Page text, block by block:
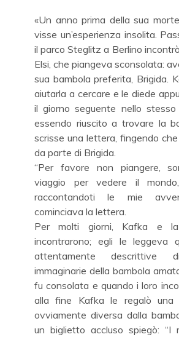
«Un anno prima della sua
visse un’esperienza insolita.
il parco Steglitz a Berlino
Elsi, che piangeva sconsolata:
sua bambola preferita, Brigida.
aiutarla a cercare e le diede
il giorno seguente nello stesso
essendo riuscito a trovare la
scrisse una lettera, fingendo
da parte di Brigida.
“Per favore non piangere,
viaggio per vedere il
raccontandoti le mie
cominciava la lettera.
Per molti giorni, Kafka e
incontrarono; egli le leggeva
attentamente descrittive
immaginarie della bambola
fu consolata e quando i loro
alla fine Kafka le regalò una
ovviamente diversa dalla
un biglietto accluso spiegò: “I